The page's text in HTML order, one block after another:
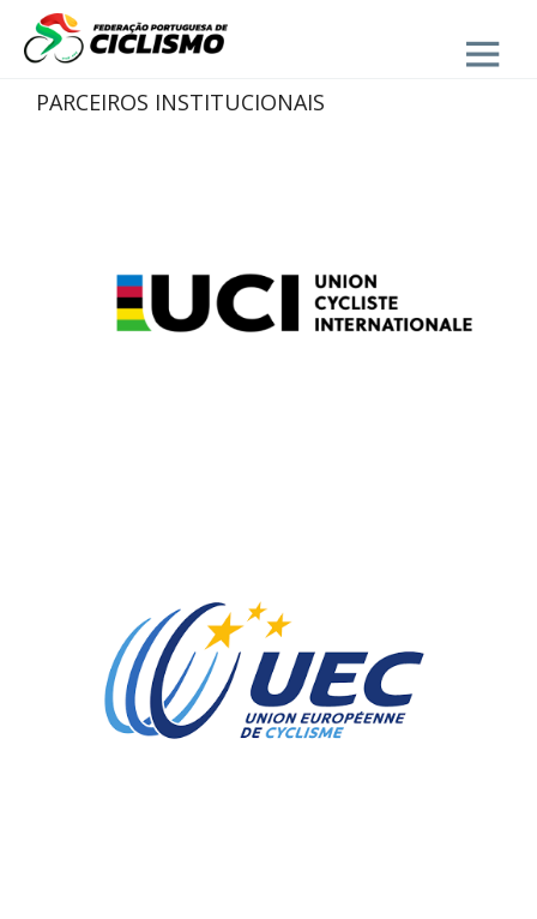
Close
PARCEIROS INSTITUCIONAIS